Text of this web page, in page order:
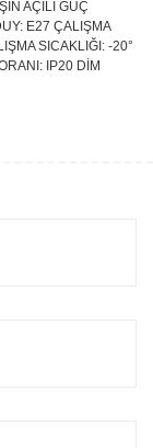
AÇILI GÜÇ
E27 ÇALIŞMA
SICAKLIĞI: -20°
IP20 DİM